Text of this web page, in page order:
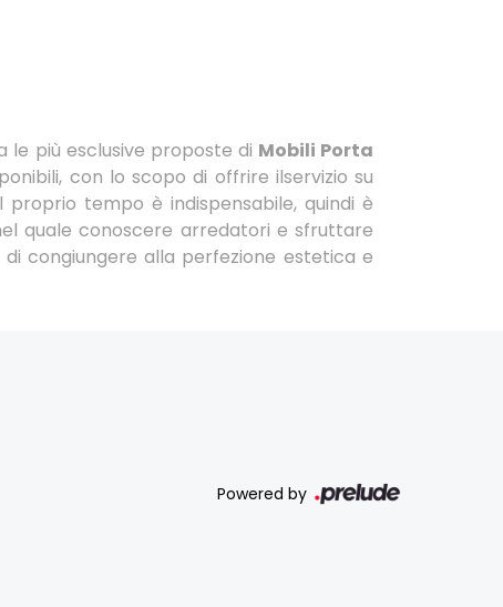
le più esclusive proposte di Mobili Porta
con lo scopo di offrire ilservizio su
tempo è indispensabile, quindi è
quale conoscere arredatori e sfruttare
di congiungere alla perfezione estetica e
Powered by